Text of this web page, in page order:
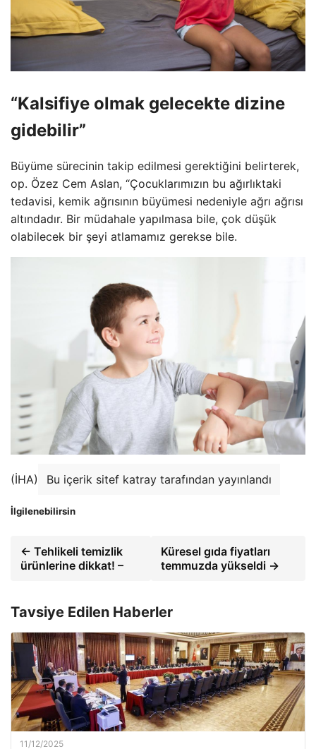
“Kalsifiye olmak gelecekte dizine
gidebilir”
Büyüme sürecinin takip edilmesi gerektiğini belirterek,
op. Özez Cem Aslan, “Çocuklarımızın bu ağırlıktaki
tedavisi, kemik ağrısının büyümesi nedeniyle ağrı ağrısı
altındadır. Bir müdahale yapılmasa bile, çok düşük
olabilecek bir şeyi atlamamız gerekse bile.
(İHA) Bu içerik sitef katray tarafından yayınlandı
İlgilenebilirsin
← Tehlikeli temizlik
ürünlerine dikkat! –
Küresel gıda fiyatları
temmuzda yükseldi →
Tavsiye Edilen Haberler
11/12/2025